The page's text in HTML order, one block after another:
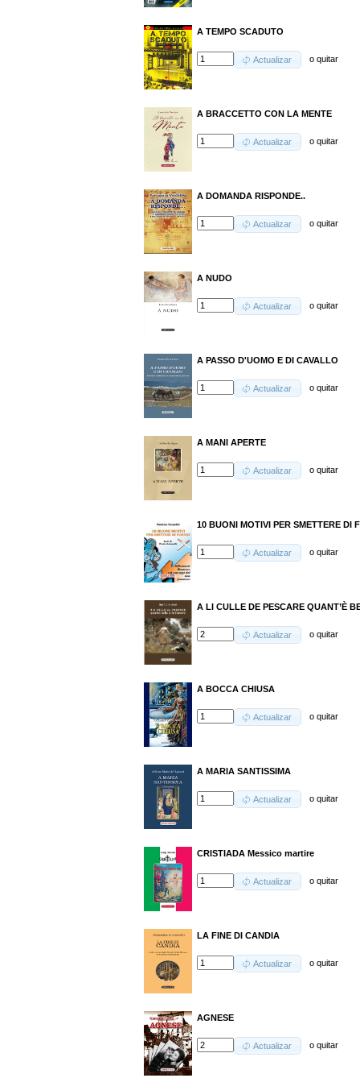
A TEMPO SCADUTO
Actualizar oquitar
A BRACCETTO CON LA MENTE
Actualizar oquitar
A DOMANDA RISPONDE..
Actualizar oquitar
A NUDO
Actualizar oquitar
A PASSO D'UOMO E DI CAVALLO
Actualizar oquitar
A MANI APERTE
Actualizar oquitar
10 BUONI MOTIVI PER SMETTERE DI
Actualizar oquitar
A LI CULLE DE PESCARE QUANT’È
Actualizar oquitar
A BOCCA CHIUSA
Actualizar oquitar
A MARIA SANTISSIMA
Actualizar oquitar
CRISTIADA Messico martire
Actualizar oquitar
LA FINE DI CANDIA
Actualizar oquitar
AGNESE
Actualizar oquitar